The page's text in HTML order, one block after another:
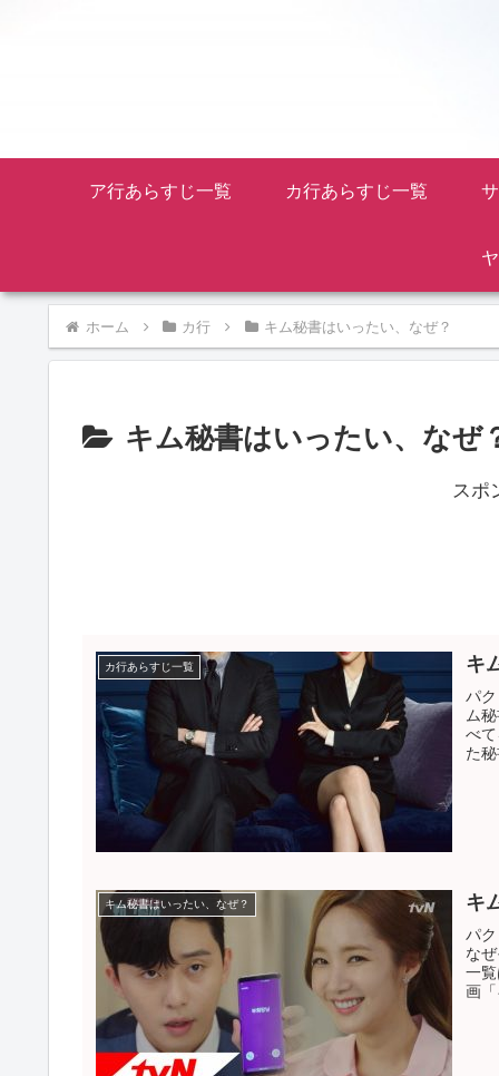
ア行あらすじ一覧 カ行あらすじ一覧
ホーム カ行 キム秘書はいったい、なぜ？
キム秘書はいったい、なぜ
スポ
カ行あらすじ一覧 キ
パ
ム
べ
た
キム秘書はいったい、なぜ？ キ
パ
な
一
画